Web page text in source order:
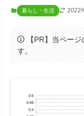
暮らし・生活 2022
【PR】当ペー
す。